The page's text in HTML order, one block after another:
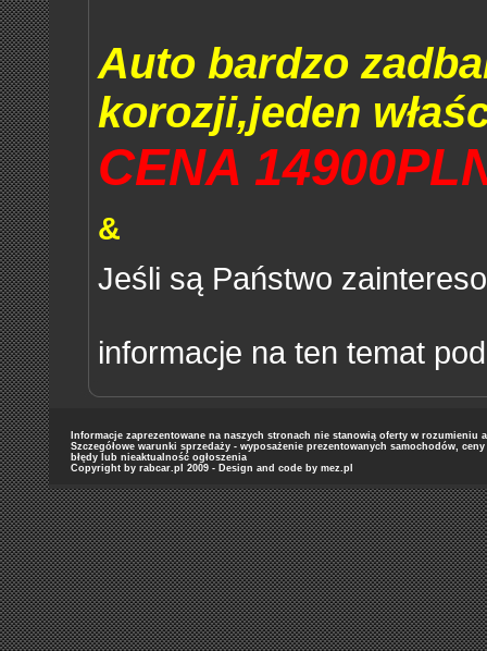
Auto bardzo
korozji,jeden
CENA
&
Jeśli są Państwo
informacje na ten temat
Informacje zaprezentowane na naszych stronach nie stanowią oferty w
Szczegółowe warunki sprzedaży - wyposażenie prezentowanych samochodów,
błędy lub nieaktualność ogłoszenia
Copyright by rabcar.pl 2009 - Design and code by mez.pl